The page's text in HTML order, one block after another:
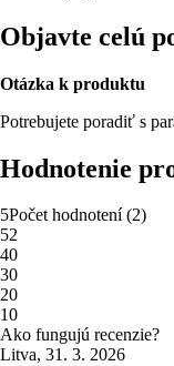
Objavte celú
Otázka k produktu
Potrebujete poradiť s
Hodnotenie
5Počet hodnotení(2)
52
40
30
20
10
Ako fungujú recenzie?
Litva, 31. 3. 2026